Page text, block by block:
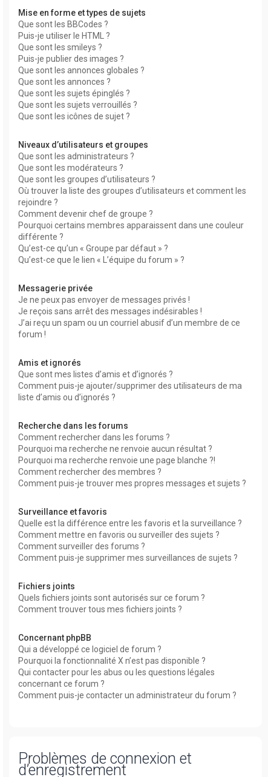
Mise en forme et types de sujets
Que sont les BBCodes ?
Puis-je utiliser le HTML ?
Que sont les smileys ?
Puis-je publier des images ?
Que sont les annonces globales ?
Que sont les annonces ?
Que sont les sujets épinglés ?
Que sont les sujets verrouillés ?
Que sont les icônes de sujet ?
Niveaux d’utilisateurs et groupes
Que sont les administrateurs ?
Que sont les modérateurs ?
Que sont les groupes d’utilisateurs ?
Où trouver la liste des groupes d’utilisateurs et comment les
rejoindre ?
Comment devenir chef de groupe ?
Pourquoi certains membres apparaissent dans une couleur
différente ?
Qu’est-ce qu’un « Groupe par défaut » ?
Qu’est-ce que le lien « L’équipe du forum » ?
Messagerie privée
Je ne peux pas envoyer de messages privés !
Je reçois sans arrêt des messages indésirables !
J’ai reçu un spam ou un courriel abusif d’un membre de ce
forum !
Amis et ignorés
Que sont mes listes d’amis et d’ignorés ?
Comment puis-je ajouter/supprimer des utilisateurs de ma
liste d’amis ou d’ignorés ?
Recherche dans les forums
Comment rechercher dans les forums ?
Pourquoi ma recherche ne renvoie aucun résultat ?
Pourquoi ma recherche renvoie une page blanche ?!
Comment rechercher des membres ?
Comment puis-je trouver mes propres messages et sujets ?
Surveillance et favoris
Quelle est la différence entre les favoris et la surveillance ?
Comment mettre en favoris ou surveiller des sujets ?
Comment surveiller des forums ?
Comment puis-je supprimer mes surveillances de sujets ?
Fichiers joints
Quels fichiers joints sont autorisés sur ce forum ?
Comment trouver tous mes fichiers joints ?
Concernant phpBB
Qui a développé ce logiciel de forum ?
Pourquoi la fonctionnalité X n’est pas disponible ?
Qui contacter pour les abus ou les questions légales
concernant ce forum ?
Comment puis-je contacter un administrateur du forum ?
Problèmes de connexion et
d’enregistrement